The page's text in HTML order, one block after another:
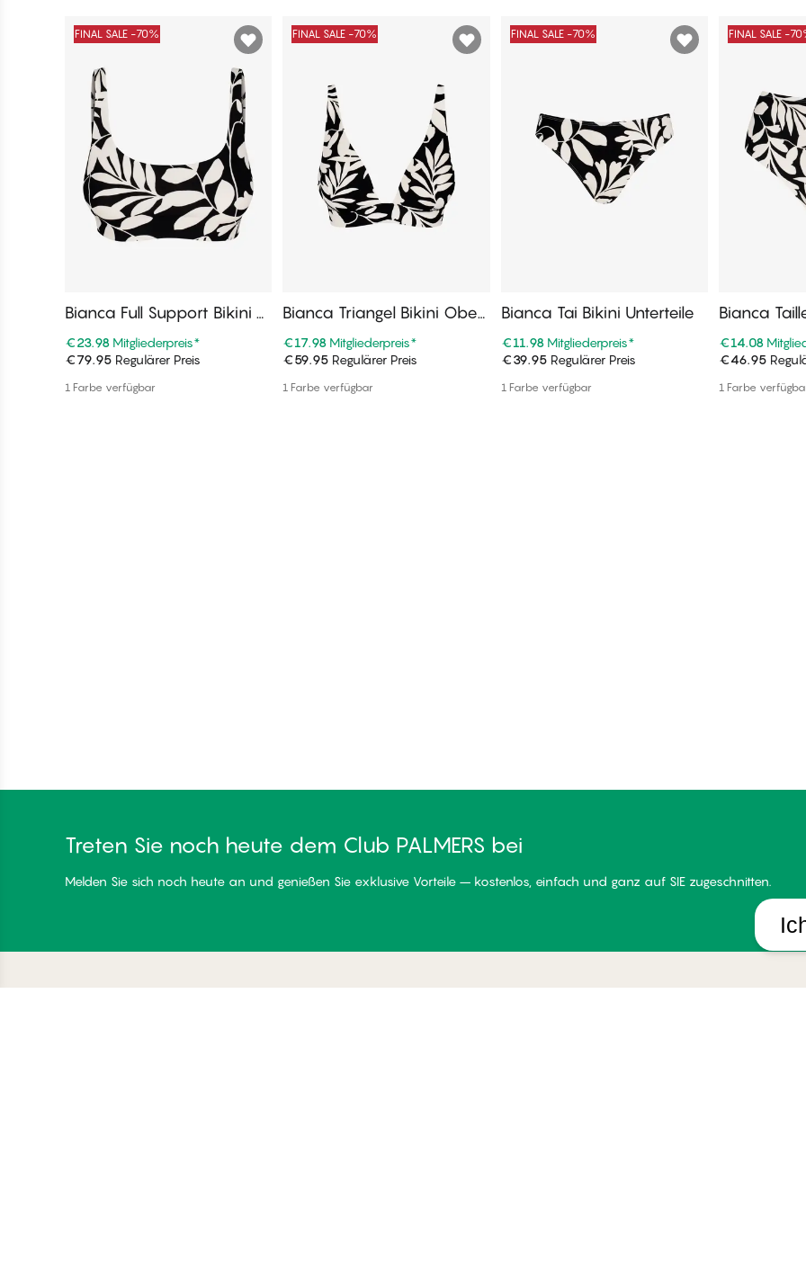
In den Warenkorb
FINAL SALE -70%
Bianca Full Support Bikini O
€23.98 Mitgliederpreis*
€79.95 Regulärer Preis
1 Farbe verfügbar
In den Warenkorb
FINAL SALE -70%
Bianca Triangel Bikini Obert
€17.98 Mitgliederpreis*
€59.95 Regulärer Preis
1 Farbe verfügbar
In den Warenkorb
FINAL SALE -70%
Bianca Tai Bikini Unterteile
€11.98 Mitgliederpreis*
€39.95Regulärer Preis
1 Farbe verfügbar
In
FINAL SALE -
Bianca
€14.08
€46.95
1 Farbe
Treten Sie noch heute dem Club PALMERS bei
Melden Sie sich noch heute an und genießen Sie exklusive Vorteile – kostenlos, einfach und ganz auf SIE zugeschnitten.